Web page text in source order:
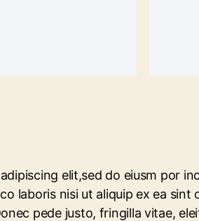
elit,sed do eiusm por
laboris nisi ut aliquip ex ea
pede justo, fringilla vitae,